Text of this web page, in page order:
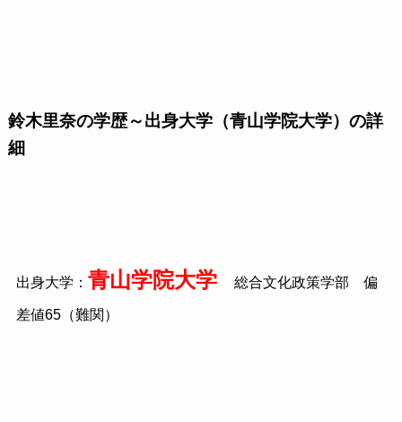
鈴木里奈の学歴～出身大学（青山学院大学）の詳
細
出身大学： 青山学院大学 総合文化政策学部 偏
差値65（難関）